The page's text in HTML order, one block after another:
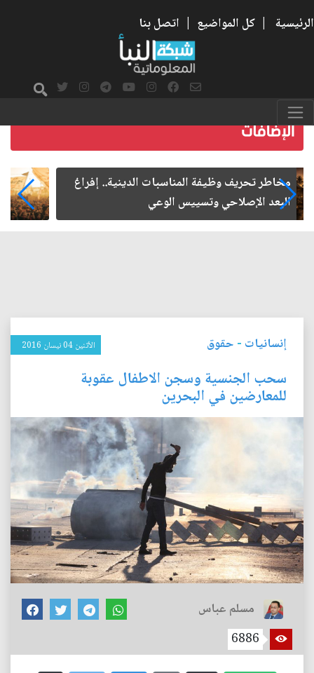
الرئيسية | كل المواضيع | اتصل بنا
زيارة الأربعين.. من الفاعلية المجتمعية إلى المواطنة
الفاعلة
إنسانيات - حقوق الأثنين 04 نيسان 2016
سحب الجنسية وسجن الاطفال عقوبة
للمعارضين في البحرين
مسلم عباس
6886